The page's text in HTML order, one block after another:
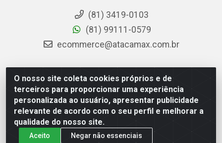
O nosso site coleta cookies próprios e de
terceiros para proporcionar uma experiência
personalizada ao usuário, apresentar publicidade
relevante de acordo com o seu perfil e melhorar a
qualidade do nosso site.
Aceito Negar não essenciais
(81) 3419-0103
(81) 99111-0579
ecommerce@atacamax.com.br
Atacamax Importadora de Alimentos LTDA - RODOVIA BR-
101 - SUL, KM 79,60 GP E GALPAO:D - Muribeca, Jaboatão dos
Guararapes - PE, 54355-010 - CNPJ 08.305.623/0001-84